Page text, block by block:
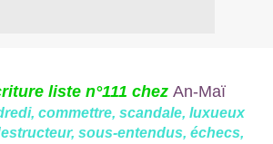
liste n°111 chez An-Maï
commettre, scandale, luxueux
sous-entendus, échecs,